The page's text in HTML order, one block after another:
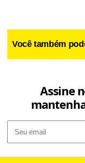
A mulher conclui
Você também
Assine